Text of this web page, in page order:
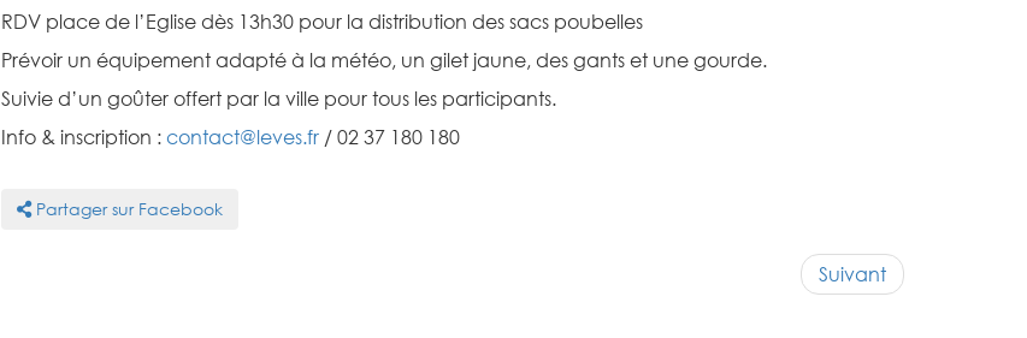
RDV place de l’Eglise dès 13h30 pour la distribution des sacs poubelles
Prévoir un équipement adapté à la météo, un gilet jaune, des gants et une gourde.
Suivie d’un goûter offert par la ville pour tous les participants.
Info & inscription :contact@leves.fr / 02 37 180 180
Partager sur Facebook
Suivant